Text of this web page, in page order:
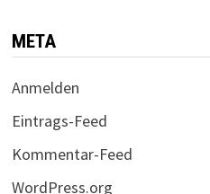
META
Anmelden
Eintrags-Feed
Kommentar-Feed
WordPress.org